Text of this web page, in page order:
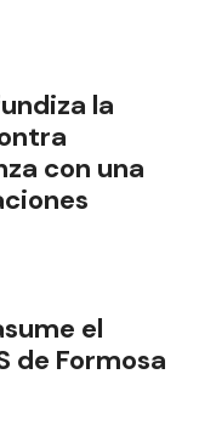
la
con una
el
de Formosa